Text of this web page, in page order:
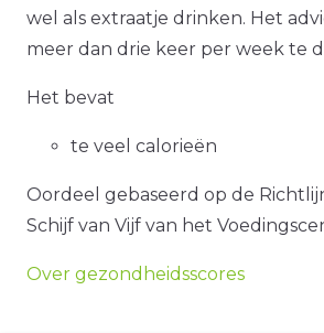
wel als extraatje drinken. Het
meer dan drie keer per week te
Het bevat
te veel calorieën
Oordeel gebaseerd op de
Schijf van Vijf van het
Over gezondheidsscores